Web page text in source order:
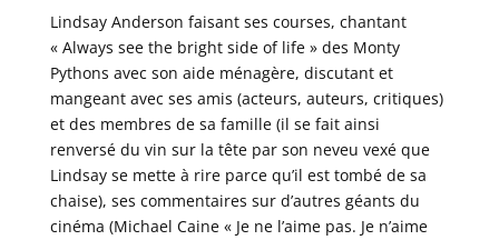
Lindsay Anderson faisant ses courses, chantant
« Always see the bright side of life » des Monty
Pythons avec son aide ménagère, discutant et
mangeant avec ses amis (acteurs, auteurs, critiques)
et des membres de sa famille (il se fait ainsi
renversé du vin sur la tête par son neveu vexé que
Lindsay se mette à rire parce qu’il est tombé de sa
chaise), ses commentaires sur d’autres géants du
cinéma (Michael Caine « Je ne l’aime pas. Je n’aime